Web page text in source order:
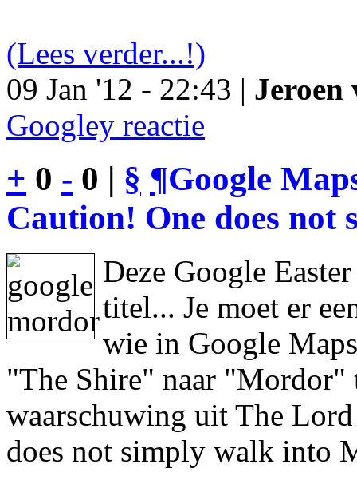
(Lees verder...!)
09 Jan '12 - 22:43 | Jeroen
Googley reactie
+ 0 - 0 | § ¶Google
Caution! One does
Deze Google
titel... Je moet er
wie in Google
"The Shire" naar "Mordor"
waarschuwing uit The
does not simply walk into